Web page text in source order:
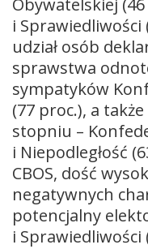
Obywatelskiej
i Sprawiedliwości
udział osób
sprawstwa
sympatyków
(77 proc.), a
stopniu –
i Niepodległość
CBOS, dość
negatywnych
potencjalny
i Sprawiedliwości